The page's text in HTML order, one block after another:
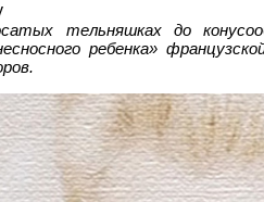
тельняшках до
ребенка»